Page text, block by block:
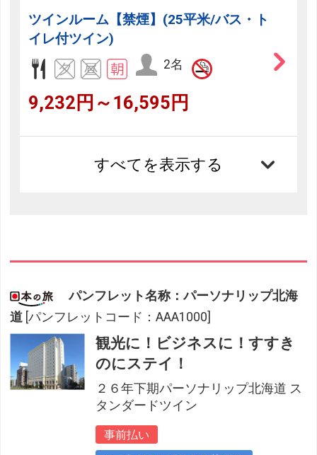
ツインルーム【禁煙】(25平米/バス・ト
イレ付ツイン)
2名
9,232円～16,595円
すべてを表示する
パンフレット名称：パーソナリップ北海
道 [パンフレットコード：AAA1000]
観光に！ビジネスに！すすき
のにステイ！
２６年下期パーソナリップ北海道 ス
タンダードツイン
事前払い